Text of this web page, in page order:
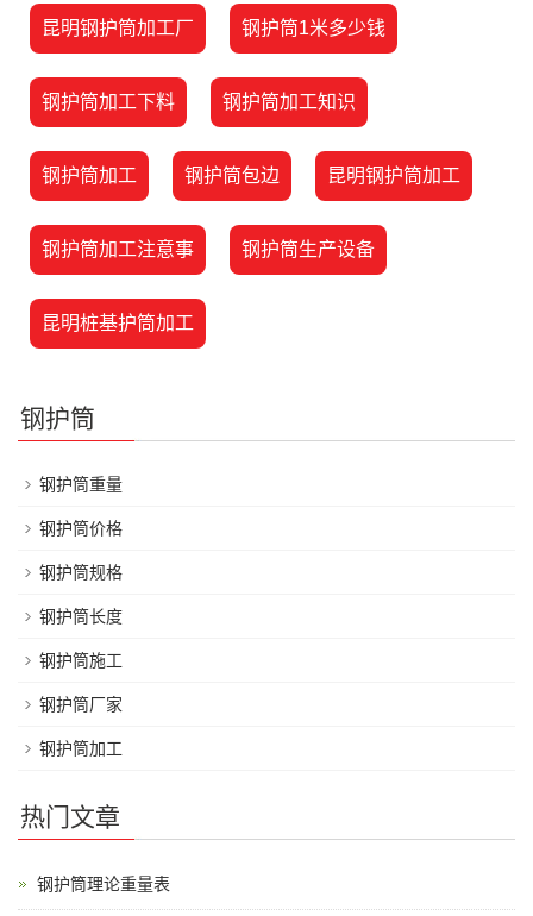
昆明钢护筒加工厂 钢护筒1米多少钱
钢护筒加工下料 钢护筒加工知识
钢护筒加工 钢护筒包边 昆明钢护筒加工
钢护筒加工注意事 钢护筒生产设备
昆明桩基护筒加工
钢护筒
钢护筒重量
钢护筒价格
钢护筒规格
钢护筒长度
钢护筒施工
钢护筒厂家
钢护筒加工
热门文章
钢护筒理论重量表